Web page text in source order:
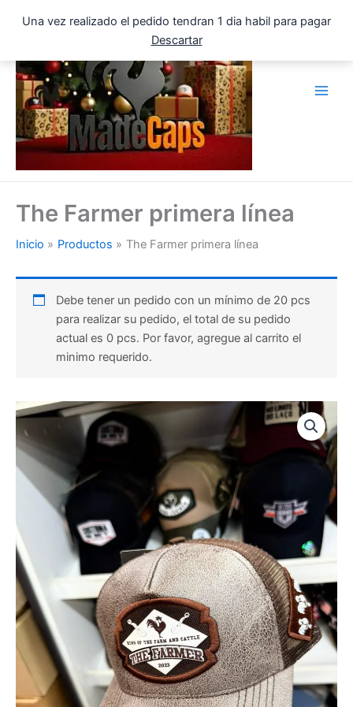
Una vez realizado el pedido tendran 1 dia habil para pagar
Descartar
The Farmer primera línea
Inicio Productos The Farmer primera línea
Debe tener un pedido con un mínimo de 20 pcs
para realizar su pedido, el total de su pedido
actual es 0 pcs. Por favor, agregue al carrito el
minimo requerido.